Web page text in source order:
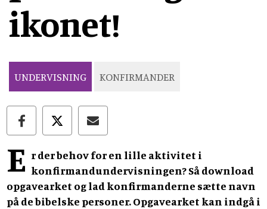
ikonet!
UNDERVISNING KONFIRMANDER
E r der behov for en lille aktivitet i
konfirmandundervisningen? Så download
opgavearket og lad konfirmanderne sætte navn
på de bibelske personer. Opgavearket kan indgå i